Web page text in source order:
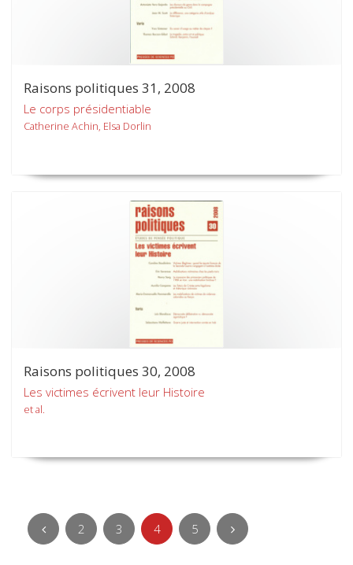
Raisons politiques 31, 2008
Le corps présidentiable
Catherine Achin, Elsa Dorlin
Raisons politiques 30, 2008
Les victimes écrivent leur Histoire
et al.
2 3 4 5